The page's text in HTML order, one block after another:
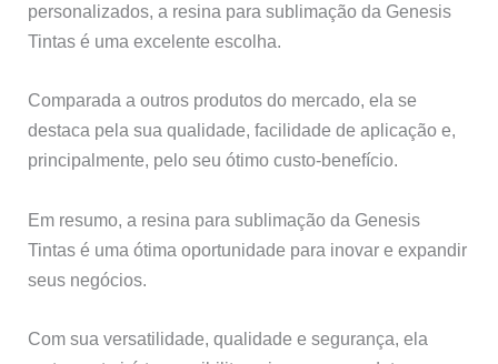
personalizados, a resina para sublimação da Genesis
Tintas é uma excelente escolha.
Comparada a outros produtos do mercado, ela se
destaca pela sua qualidade, facilidade de aplicação e,
principalmente, pelo seu ótimo custo-benefício.
Em resumo, a resina para sublimação da Genesis
Tintas é uma ótima oportunidade para inovar e expandir
seus negócios.
Com sua versatilidade, qualidade e segurança, ela